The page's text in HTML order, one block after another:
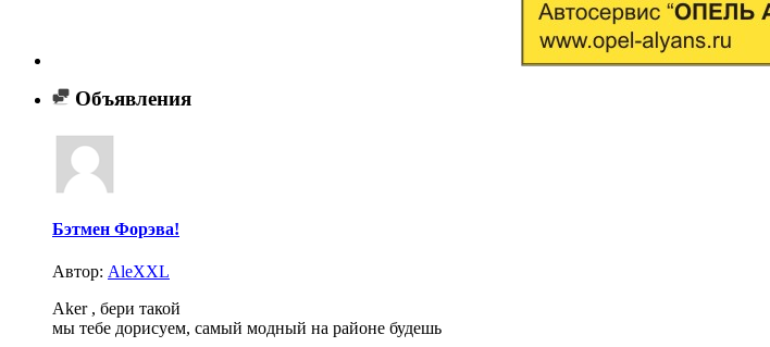
Объявления
Бэтмен Форэва!
Автор: AleXXL
Aker , бери такой
мы тебе дорисуем, самый модный на районе будешь